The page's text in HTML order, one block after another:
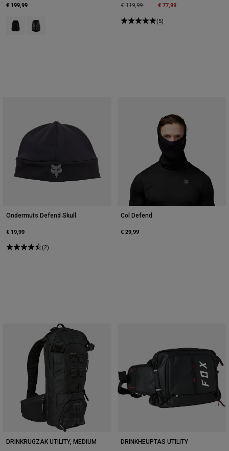
€ 199,99
Product swatch type of Zwart.
Product swatch type of Tinnen Grijs.
Price reduced from
€ 119,99to € 77,99
(5)
Ondermuts Defend Skull
€ 19,99
(2)
Col Defend
€ 29,99
DRINKRUGZAK UTILITY, MEDIUM DRINKHEUPTAS UTILITY